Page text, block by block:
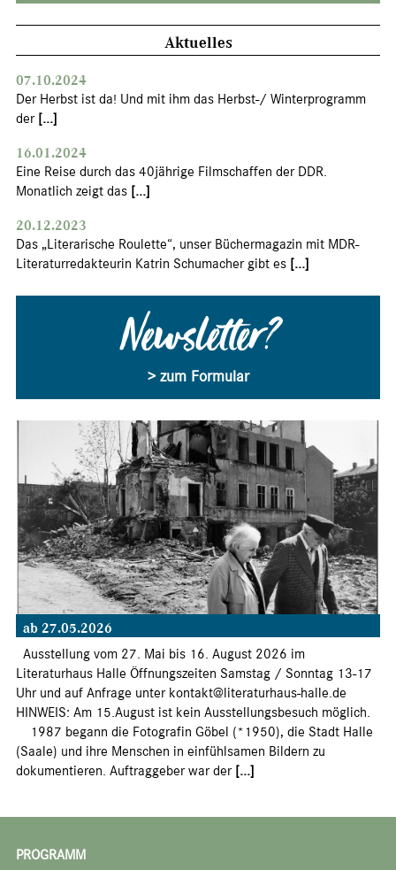
Aktuelles
07.10.2024
Der Herbst ist da! Und mit ihm das Herbst-/ Winterprogramm
der [...]
16.01.2024
Eine Reise durch das 40jährige Filmschaffen der DDR.
Monatlich zeigt das [...]
20.12.2023
Das „Literarische Roulette“, unser Büchermagazin mit MDR-
Literaturredakteurin Katrin Schumacher gibt es [...]
Newsletter?
> zum Formular
ab 27.05.2026
Ausstellung vom 27. Mai bis 16. August 2026 im
Literaturhaus Halle Öffnungszeiten Samstag / Sonntag 13-17
Uhr und auf Anfrage unter kontakt@literaturhaus-halle.de
HINWEIS: Am 15.August ist kein Ausstellungsbesuch möglich.
1987 begann die Fotografin Göbel (*1950), die Stadt Halle
(Saale) und ihre Menschen in einfühlsamen Bildern zu
dokumentieren. Auftraggeber war der [...]
PROGRAMM